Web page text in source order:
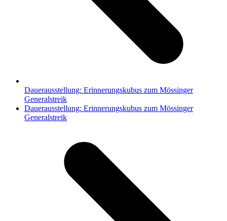
Dauerausstellung: Erinnerungskubus zum Mössinger
Generalstreik
Nächster
Beitrag:
Dauerausstellung: Erinnerungskubus zum Mössinger
Generalstreik